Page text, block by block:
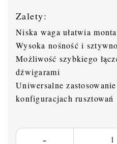
Zalety:
Niska waga ułatwia
Wysoka nośność i
Możliwość szybkiego
dźwigarami
Uniwersalne
konfiguracjach rusztowań